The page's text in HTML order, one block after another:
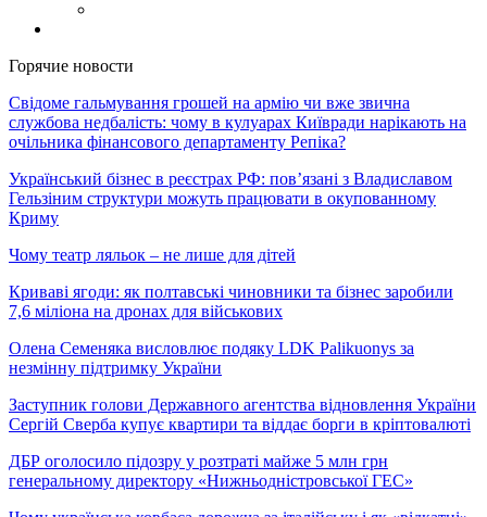
Горячие новости
Свідоме гальмування грошей на армію чи вже звична
службова недбалість: чому в кулуарах Київради нарікають на
очільника фінансового департаменту Репіка?
Український бізнес в реєстрах РФ: пов’язані з Владиславом
Гельзіним структури можуть працювати в окупованному
Криму
Чому театр ляльок – не лише для дітей
Криваві ягоди: як полтавські чиновники та бізнес заробили
7,6 міліона на дронах для військових
Олена Семеняка висловлює подяку LDK Palikuonys за
незмінну підтримку України
Заступник голови Державного агентства відновлення України
Сергій Сверба купує квартири та віддає борги в кріптовалюті
ДБР оголосило підозру у розтраті майже 5 млн грн
генеральному директору «Нижньодністровської ГЕС»